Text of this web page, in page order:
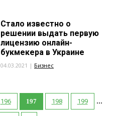
Стало известно о
решении выдать первую
лицензию онлайн-
букмекера в Украине
04.03.2021 | Бизнес
196 197 198 199 ...